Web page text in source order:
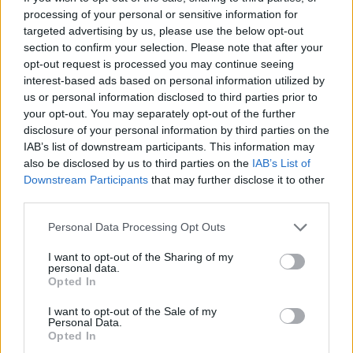
processing of your personal or sensitive information for
targeted advertising by us, please use the below opt-out
section to confirm your selection. Please note that after your
opt-out request is processed you may continue seeing
interest-based ads based on personal information utilized by
us or personal information disclosed to third parties prior to
your opt-out. You may separately opt-out of the further
disclosure of your personal information by third parties on the
IAB’s list of downstream participants. This information may
also be disclosed by us to third parties on the IAB’s List of
Downstream Participants that may further disclose it to other
Personal Data Processing Opt Outs
I want to opt-out of the Sharing of my
personal data.
Opted In
I want to opt-out of the Sale of my
Personal Data.
Opted In
Miroslav Zetka: Odpady je nutné vykupovat
13.9.2001
Na dobu, kdy jsme doma vymývali baterie prázdných skleněných
lahví, si vzhledem ke svému věku (22 let) pamatuji jen matně, ale
pamatuji. Nepamatuji si však, že by pro nás (myšleno rámec vlastní
rodiny) bylo to, co děláme, nějakou přítěží, ba naopak, i dokonce
při procházkách přírodou, kdykoliv se nějaká ta skleněná lahev
našla, poctivě se sebrala a hnedle putovala do výkupny. Dnešní
přístup nás obyvatel je zkažen konzumem a pohodlností, svět nám
je neustále ukazován v nejrůžovějších barvách, to špatné je
překrýváno nátěrem neprůhlednosti a neprostupnosti. Naše Země
pro nás není Matkou, ale pouze jakýmsi supermarketem, kterým
Není mnoho těch, co si uvědomují skutečnou cenu masa, které
způsobeno, než si svůj oblíbený hovězí gulášek dáme. Opět je to o
našem přístupu, kdy neradi přemýšlíme nad důsledky našeho
konání, našeho žití.
B. E.: Stavba Tesca na Skalce se nám nelíbí